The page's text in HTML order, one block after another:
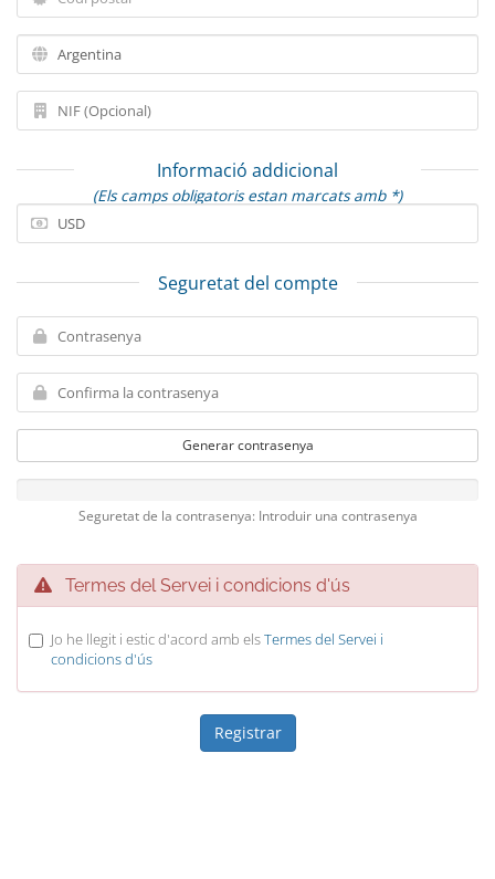
Informació addicional
(Els camps obligatoris estan marcats amb *)
Seguretat del compte
Generar contrasenya
Seguretat de la contrasenya: Introduir una contrasenya
Termes del Servei i condicions d'ús
Jo he llegit i estic d'acord amb elsTermes del Servei i
condicions d'ús